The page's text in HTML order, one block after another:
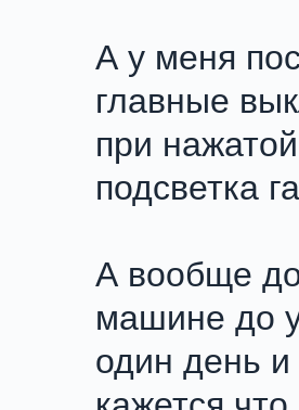
А у меня
главные
при
подсветка
А вообще
машине до
один день